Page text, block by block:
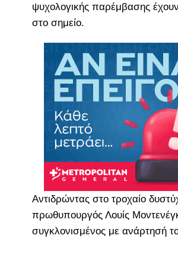
ψυχολογικής παρέμβασης
στο σημείο.
Αντιδρώντας στο τροχαίο
πρωθυπουργός Λουίς
συγκλονισμένος με ανάρτησή